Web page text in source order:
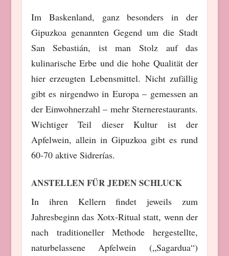
Im Baskenland, ganz besonders in der
Gipuzkoa genannten Gegend um die Stadt
San Sebastián, ist man Stolz auf das
kulinarische Erbe und die hohe Qualität der
hier erzeugten Lebensmittel. Nicht zufällig
gibt es nirgendwo in Europa – gemessen an
der Einwohnerzahl – mehr Sternerestaurants.
Wichtiger Teil dieser Kultur ist der
Apfelwein, allein in Gipuzkoa gibt es rund
60-70 aktive Sidrerías.
ANSTELLEN FÜR JEDEN SCHLUCK
In ihren Kellern findet jeweils zum
Jahresbeginn das Xotx-Ritual statt, wenn der
nach traditioneller Methode hergestellte,
naturbelassene Apfelwein („Sagardua“)